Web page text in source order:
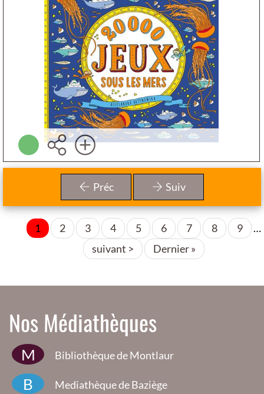
Aleksandra ARTYMOWSKA
Deux coqs d'or ( Vanves -
2018 )
Résumé:
Plus d'infos
Préc Suiv
Page
courante
1 Page
2 Page
3 Page
4 Page
5 Page
6 Page
7 Page
8 Page
9
…
Page
suivante
suivant >
Dernière
page
Dernier »
Nos Médiathèques
M Bibliothèque de Montlaur
B Mediathèque de Baziège